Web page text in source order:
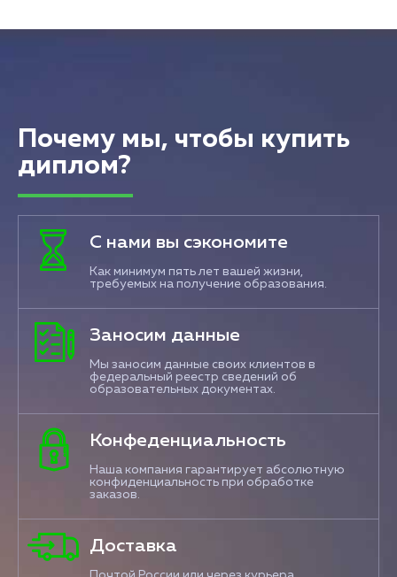
Почему мы, чтобы купить
диплом?
С нами вы сэкономите
Как минимум пять лет вашей жизни,
требуемых на получение образования.
Заносим данные
Мы заносим данные своих клиентов в
федеральный реестр сведений об
образовательных документах.
Конфеденциальность
Наша компания гарантирует абсолютную
конфиденциальность при обработке
заказов.
Доставка